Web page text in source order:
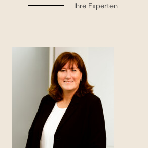
Ihre Experten